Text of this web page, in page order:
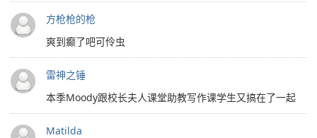
方枪枪的枪
爽到癫了吧可伶虫
雷神之锤
本季Moody跟校长夫人课堂助教写作课学生又搞在了一起
Matilda